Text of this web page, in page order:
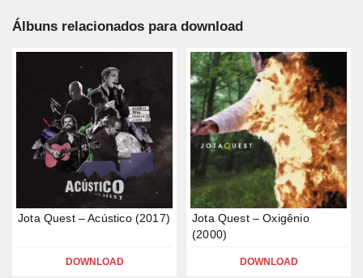
Álbuns relacionados para download
Jota Quest – Acústico (2017)
DOWNLOAD
Jota Quest – Oxigênio
(2000)
DOWNLOAD